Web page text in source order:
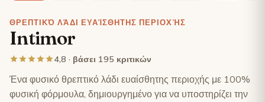
ΘΡΕΠΤΙΚΌ ΛΆΔΙ ΕΥΑΊΣΘΗΤΗΣ ΠΕΡΙΟΧΉΣ
Intimor
4,8 · βάσει 195 κριτικών
Ένα φυσικό θρεπτικό λάδι ευαίσθητης περιοχής με 100%
φυσική φόρμουλα, δημιουργημένο για να υποστηρίζει την